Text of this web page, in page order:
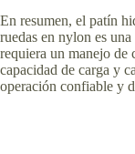
En resumen, el patín
ruedas en nylon es
requiera un manejo de
capacidad de carga y
operación confiable y